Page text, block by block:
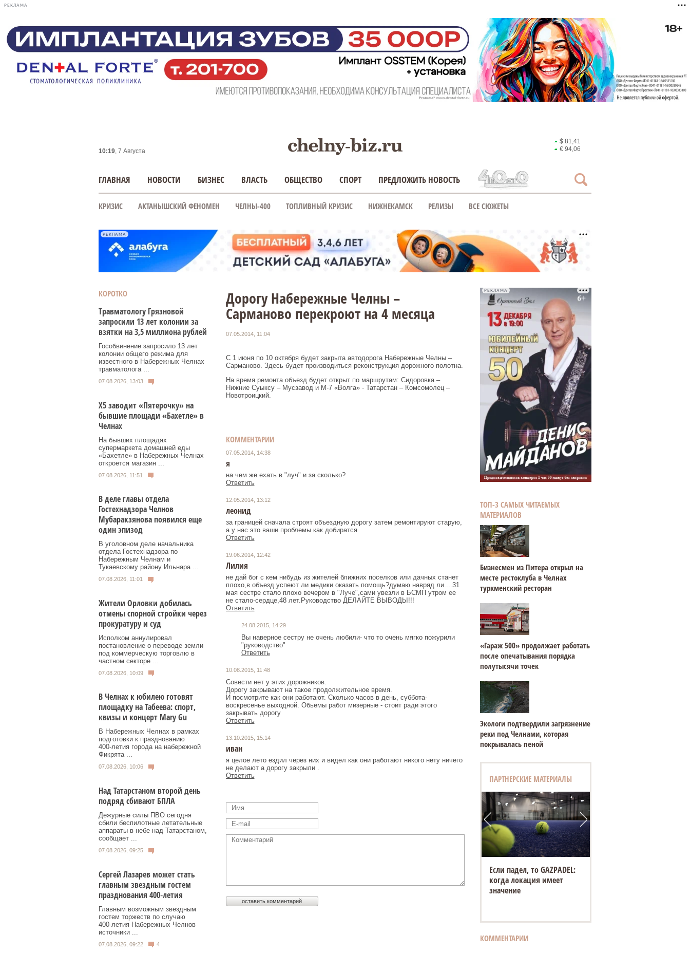
РЕКЛАМА
10:19, 7 Августа
$ 81,41
€ 94,06
ГЛАВНАЯ НОВОСТИ БИЗНЕС ВЛАСТЬ ОБЩЕСТВО СПОРТ ПРЕДЛОЖИТЬ НОВОСТЬ
КРИЗИС АКТАНЫШСКИЙ ФЕНОМЕН ЧЕЛНЫ-400 ТОПЛИВНЫЙ КРИЗИС НИЖНЕКАМСК РЕЛИЗЫ ВСЕ СЮЖЕТЫ
РЕКЛАМА
КОРОТКО
Травматологу Грязновой
запросили 13 лет колонии за
взятки на 3,5 миллиона рублей
Гособвинение запросило 13 лет
колонии общего режима для
известного в Набережных Челнах
травматолога ...
07.08.2026, 13:03
Х5 заводит «Пятерочку» на
бывшие площади «Бахетле» в
Челнах
На бывших площадях
супермаркета домашней еды
«Бахетле» в Набережных Челнах
откроется магазин ...
07.08.2026, 11:51
В деле главы отдела
Гостехнадзора Челнов
Мубаракзянова появился еще
один эпизод
В уголовном деле начальника
отдела Гостехнадзора по
Набережным Челнам и
Тукаевскому району Ильнара ...
07.08.2026, 11:01
Жители Орловки добилась
отмены спорной стройки через
прокуратуру и суд
Исполком аннулировал
постановление о переводе земли
под коммерческую торговлю в
частном секторе ...
07.08.2026, 10:09
В Челнах к юбилею готовят
площадку на Табеева: спорт,
квизы и концерт Mary Gu
В Набережных Челнах в рамках
подготовки к празднованию
400‑летия города на набережной
Фикрята ...
07.08.2026, 10:06
Над Татарстаном второй день
подряд сбивают БПЛА
Дежурные силы ПВО сегодня
сбили беспилотные летательные
аппараты в небе над Татарстаном,
сообщает ...
07.08.2026, 09:25
Сергей Лазарев может стать
главным звездным гостем
празднования 400‑летия
Главным возможным звездным
гостем торжеств по случаю
400‑летия Набережных Челнов
источники ...
07.08.2026, 09:22 4
Дорогу Набережные Челны –
Сарманово перекроют на 4 месяца
07.05.2014, 11:04
С 1 июня по 10 октября будет закрыта автодорога Набережные Челны –
Сарманово. Здесь будет производиться реконструкция дорожного полотна.
На время ремонта объезд будет открыт по маршрутам: Сидоровка –
Нижние Суыксу – Мусзавод и М-7 «Волга» - Татарстан – Комсомолец –
Новотроицкий.
КОММЕНТАРИИ
07.05.2014, 14:38
я
на чем же ехать в "луч" и за сколько?
Ответить
12.05.2014, 13:12
леонид
за границей сначала строят объездную дорогу затем ремонтируют старую,
а у нас это ваши проблемы как добиратся
Ответить
19.06.2014, 12:42
Лилия
не дай бог с кем нибудь из жителей ближних поселков или дачных станет
плохо,в объезд успеют ли медики оказать помощь?думаю навряд ли....31
мая сестре стало плохо вечером в "Луче",сами увезли в БСМП утром ее
не стало-сердце,48 лет.Руководство ДЕЛАЙТЕ ВЫВОДЫ!!!
Ответить
24.08.2015, 14:29
Вы наверное сестру не очень любили- что то очень мягко пожурили
"руководство"
Ответить
10.08.2015, 11:48
Совести нет у этих дорожников.
Дорогу закрывают на такое продолжительное время.
И посмотрите как они работают. Сколько часов в день, суббота-
воскресенье выходной. Обьемы работ мизерные - стоит ради этого
закрывать дорогу
Ответить
13.10.2015, 15:14
иван
я целое лето ездил через них и видел как они работают никого нету ничего
не делают а дорогу закрыли .
Ответить
РЕКЛАМА
ТОП-3 САМЫХ ЧИТАЕМЫХ
МАТЕРИАЛОВ
Бизнесмен из Питера открыл на
месте рестоклуба в Челнах
туркменский ресторан
«Гараж 500» продолжает работать
после опечатывания порядка
полутысячи точек
Экологи подтвердили загрязнение
реки под Челнами, которая
покрывалась пеной
ПАРТНЕРСКИЕ МАТЕРИАЛЫ
Если падел, то GAZPADEL:
когда локация имеет
значение
КОММЕНТАРИИ